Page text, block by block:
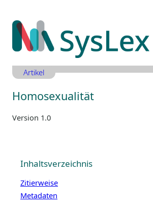
Inhalt
springen
Artikel
Homosexualität
Version 1.0
Inhaltsverzeichnis
Zitierweise
Metadaten